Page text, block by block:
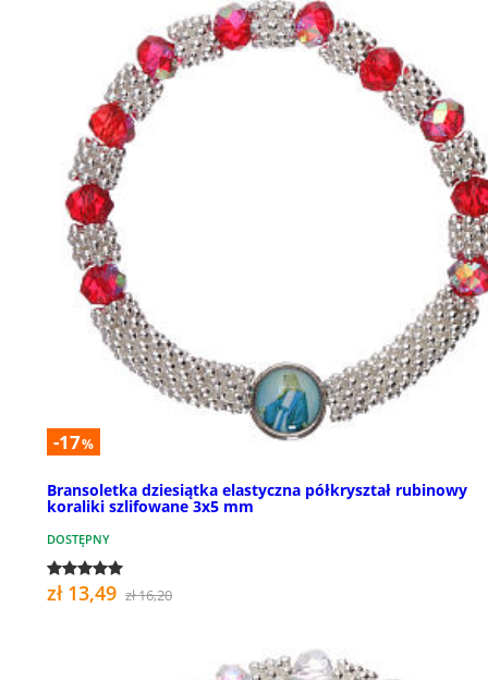
-17%
Bransoletka dziesiątka elastyczna półkryształ rubinowy
koraliki szlifowane 3x5 mm
DOSTĘPNY
zł 13,49 zł 16,20